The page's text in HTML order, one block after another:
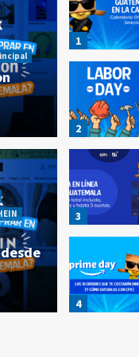
comprar en Amazon Historia
en
1
2
3
4